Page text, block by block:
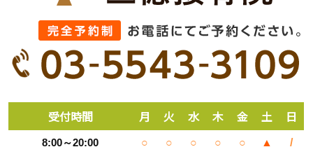
受付時間 月 火 水 木 金 土 日
8:00～20:00 ○ ○ ○ ○ ○ ▲ /